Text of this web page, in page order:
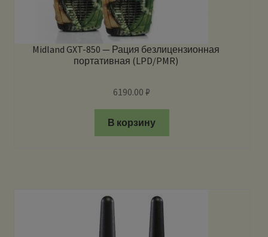
Midland GXT-850 — Рация безлицензионная
портативная (LPD/PMR)
6190.00₽
В корзину